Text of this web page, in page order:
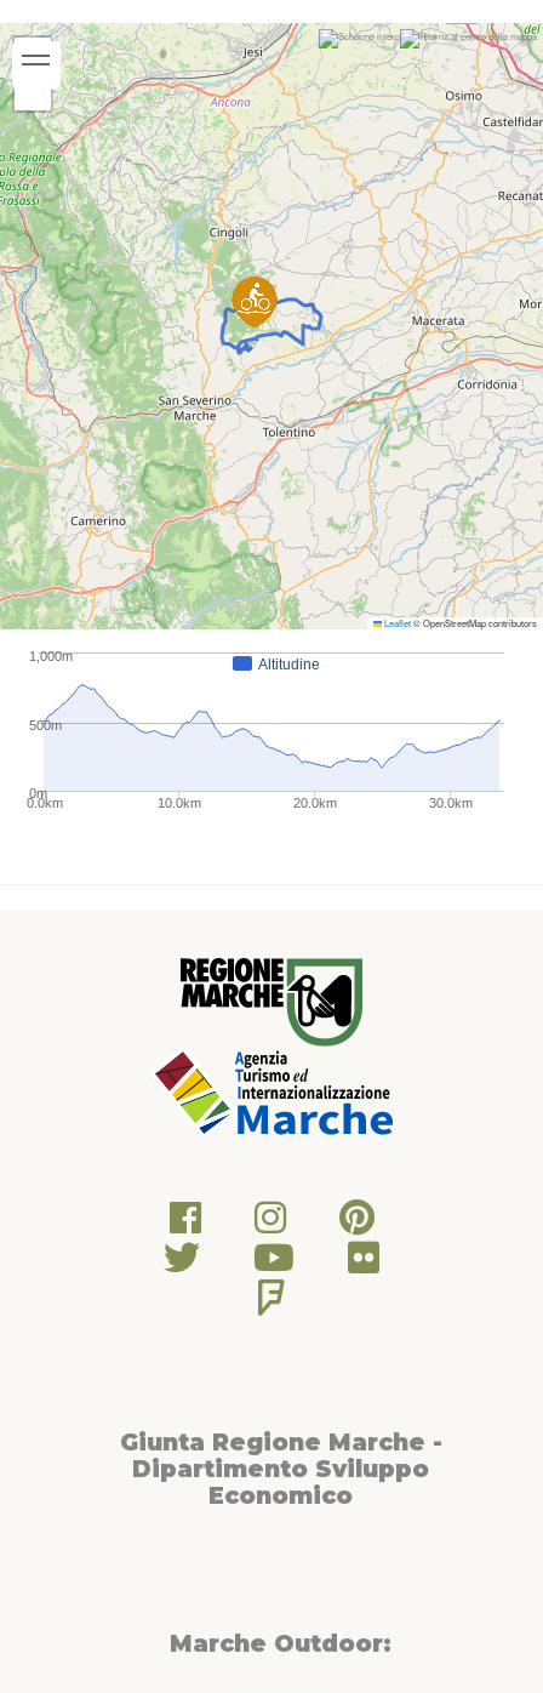
Leaflet© OpenStreetMap contributors
Altitudine
0.0km 10.0km 20.0km 30.0km
0m
500m
1,000m
Giunta Regione Marche -
Dipartimento Sviluppo
Economico
Marche Outdoor: